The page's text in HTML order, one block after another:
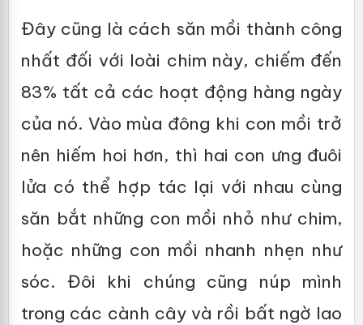
Đây cũng là cách săn mồi thành công
nhất đối với loài chim này, chiếm đến
83% tất cả các hoạt động hàng ngày
của nó. Vào mùa đông khi con mồi trở
nên hiếm hoi hơn, thì hai con ưng đuôi
lửa có thể hợp tác lại với nhau cùng
săn bắt những con mồi nhỏ như chim,
hoặc những con mồi nhanh nhẹn như
sóc. Đôi khi chúng cũng núp mình
trong các cành cây và rồi bất ngờ lao